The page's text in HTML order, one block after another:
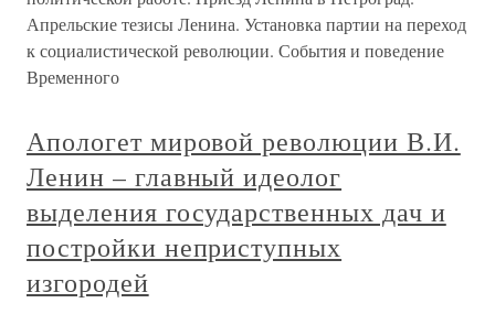
Апрельские тезисы Ленина. Установка партии на переход
к социалистической революции. События и поведение
Временного
Апологет мировой революции В.И.
Ленин – главный идеолог
выделения государственных дач и
постройки неприступных
изгородей